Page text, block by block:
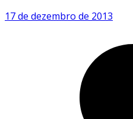
17 de dezembro de 2013